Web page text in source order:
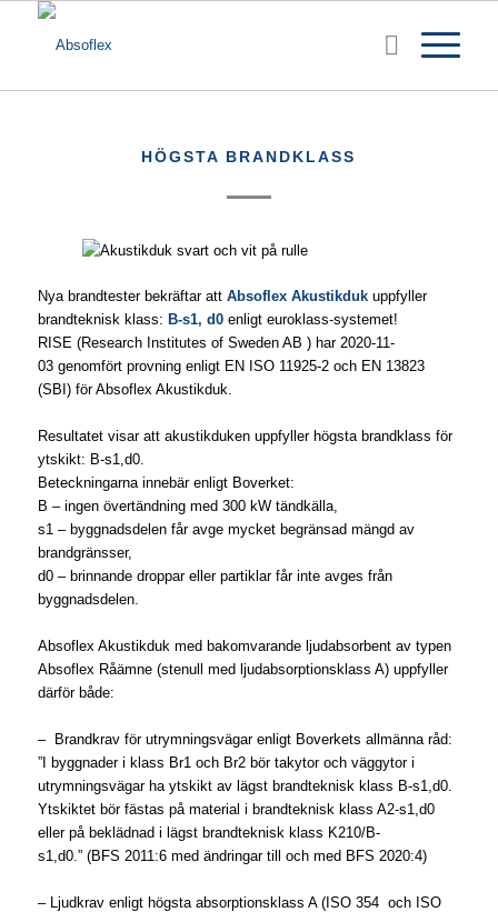
HÖGSTA BRANDKLASS
Nya brandtester bekräftar att Absoflex Akustikdukuppfyller
brandteknisk klass: B-s1, d0enligt euroklass-systemet!
RISE (Research Institutes of Sweden AB ) har 2020-11-
03 genomfört provning enligt EN ISO 11925-2 och EN 13823
(SBI) för Absoflex Akustikduk.
Resultatet visar att akustikduken uppfyller högsta brandklass för
ytskikt: B-s1,d0.
Beteckningarna innebär enligt Boverket:
B – ingen övertändning med 300 kW tändkälla,
s1 – byggnadsdelen får avge mycket begränsad mängd av
brandgränsser,
d0 – brinnande droppar eller partiklar får inte avges från
byggnadsdelen.
Absoflex Akustikduk med bakomvarande ljudabsorbent av typen
Absoflex Råämne (stenull med ljudabsorptionsklass A) uppfyller
därför både:
– Brandkrav för utrymningsvägar enligt Boverkets allmänna råd:
”I byggnader i klass Br1 och Br2 bör takytor och väggytor i
utrymningsvägar ha ytskikt av lägst brandteknisk klass B-s1,d0.
Ytskiktet bör fästas på material i brandteknisk klass A2-s1,d0
eller på beklädnad i lägst brandteknisk klass K210/B-
s1,d0.” (BFS 2011:6 med ändringar till och med BFS 2020:4)
– Ljudkrav enligt högsta absorptionsklass A (ISO 354 och ISO